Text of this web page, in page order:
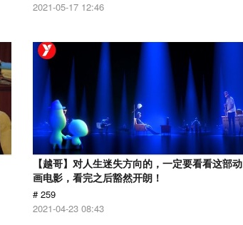
2021-05-17 12:46
【越哥】对人生迷失方向的，一定要看看这部动
画电影，看完之后豁然开朗！
# 259
2021-04-23 08:43